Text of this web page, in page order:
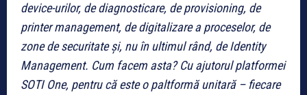
device-urilor, de diagnosticare, de provisioning, de
printer management, de digitalizare a proceselor, de
zone de securitate și, nu în ultimul rând, de Identity
Management. Cum facem asta? Cu ajutorul platformei
SOTI One, pentru că este o paltformă unitară – fiecare